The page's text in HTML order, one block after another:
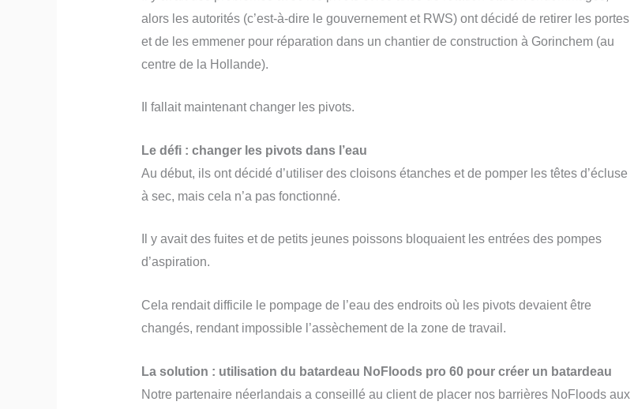
alors les autorités (c’est-à-dire le gouvernement et RWS) ont décidé de retirer les portes
et de les emmener pour réparation dans un chantier de construction à Gorinchem (au
centre de la Hollande).
Il fallait maintenant changer les pivots.
Le défi : changer les pivots dans l’eau
Au début, ils ont décidé d’utiliser des cloisons étanches et de pomper les têtes d’écluse
à sec, mais cela n’a pas fonctionné.
Il y avait des fuites et de petits jeunes poissons bloquaient les entrées des pompes
d’aspiration.
Cela rendait difficile le pompage de l’eau des endroits où les pivots devaient être
changés, rendant impossible l’assèchement de la zone de travail.
La solution : utilisation du batardeau NoFloods pro 60 pour créer un batardeau
Notre partenaire néerlandais a conseillé au client de placer nos barrières NoFloods aux